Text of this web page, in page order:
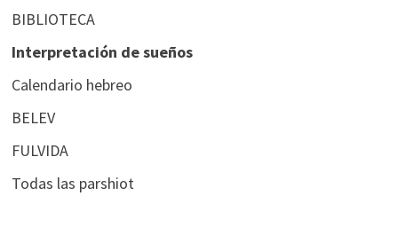
BIBLIOTECA
Interpretación de sueños
Calendario hebreo
BELEV
FULVIDA
Todas las parshiot